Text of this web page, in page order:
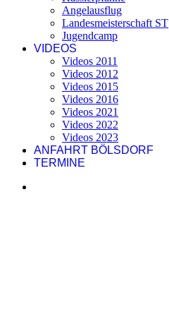
Angelausflug
Landesmeisterschaft ST
Jugendcamp
VIDEOS
Videos 2011
Videos 2012
Videos 2015
Videos 2016
Videos 2021
Videos 2022
Videos 2023
ANFAHRT BÖLSDORF
TERMINE